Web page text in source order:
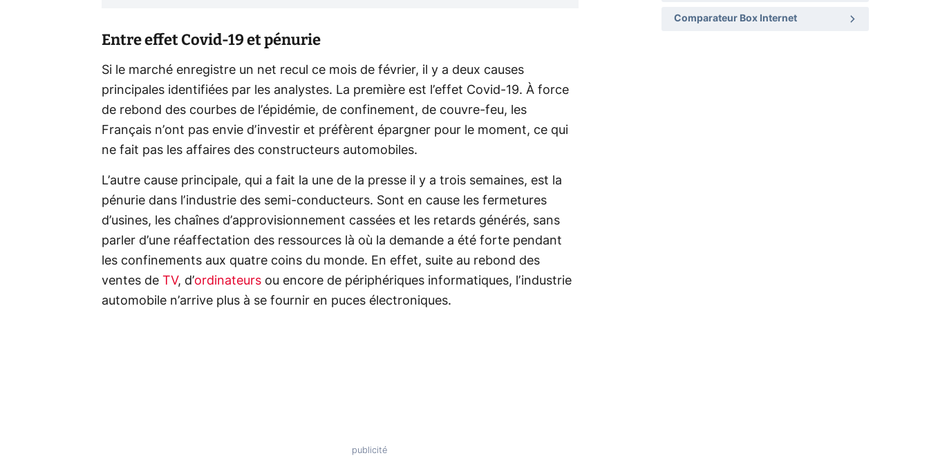
Entre effet Covid-19 et pénurie
Si le marché enregistre un net recul ce mois de février, il y a deux causes
principales identifiées par les analystes. La première est l’effet Covid-19. À force
de rebond des courbes de l’épidémie, de confinement, de couvre-feu, les
Français n’ont pas envie d’investir et préfèrent épargner pour le moment, ce qui
ne fait pas les affaires des constructeurs automobiles.
L’autre cause principale, qui a fait la une de la presse il y a trois semaines, est la
pénurie dans l’industrie des semi-conducteurs. Sont en cause les fermetures
d’usines, les chaînes d’approvisionnement cassées et les retards générés, sans
parler d’une réaffectation des ressources là où la demande a été forte pendant
les confinements aux quatre coins du monde. En effet, suite au rebond des
ventes de
TV, d’ordinateurs ou encore de périphériques informatiques, l’industrie
automobile n’arrive plus à se fournir en puces électroniques.
Comparateur Box Internet